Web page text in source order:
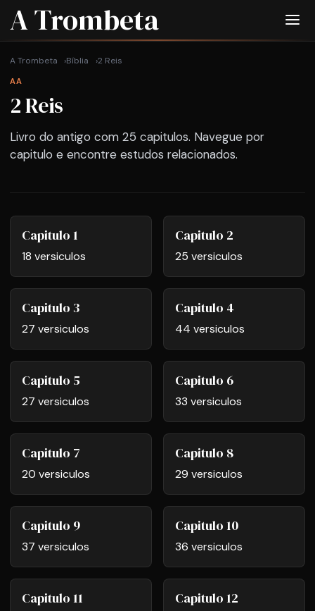
A Trombeta
A Trombeta Bíblia 2 Reis
AA
2 Reis
Livro do antigo com 25 capitulos. Navegue por
capitulo e encontre estudos relacionados.
Capitulo 1
18 versiculos
Capitulo 2
25 versiculos
Capitulo 3
27 versiculos
Capitulo 4
44 versiculos
Capitulo 5
27 versiculos
Capitulo 6
33 versiculos
Capitulo 7
20 versiculos
Capitulo 8
29 versiculos
Capitulo 9
37 versiculos
Capitulo 10
36 versiculos
Capitulo 11 Capitulo 12